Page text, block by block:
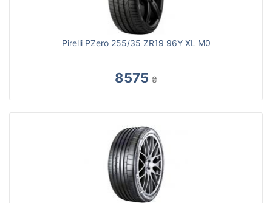
Pirelli PZero 255/35 ZR19 96Y XL M0
8575 ₴